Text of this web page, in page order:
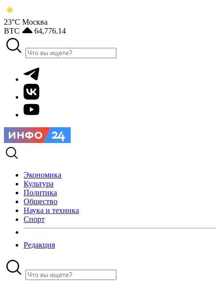
23°С Москва
BTC
64,776.14
Экономика
Культура
Политика
Общество
Наука и техника
Спорт
Редакция